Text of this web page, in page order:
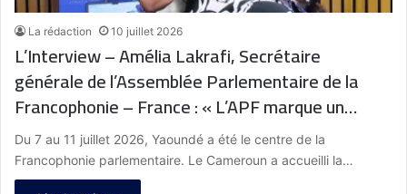
La rédaction 10 juillet 2026
L’Interview – Amélia Lakrafi, Secrétaire
générale de l’Assemblée Parlementaire de la
Francophonie – France : « L’APF marque un
temps très fort. Nous diffusons un grand
message de paix, d’entente et de communion.
Nous montrons également que la francophonie
Du 7 au 11 juillet 2026, Yaoundé a été le centre de la
Francophonie parlementaire. Le Cameroun a accueilli la…